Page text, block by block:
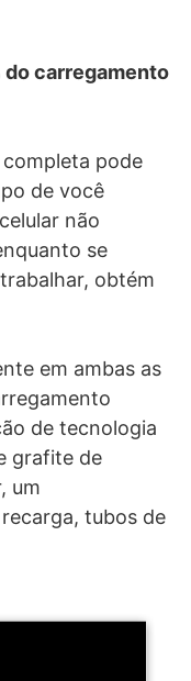
do carregamento
pode
de você
não
se
obtém
em ambas as
de tecnologia
grafite de
um
tubos de